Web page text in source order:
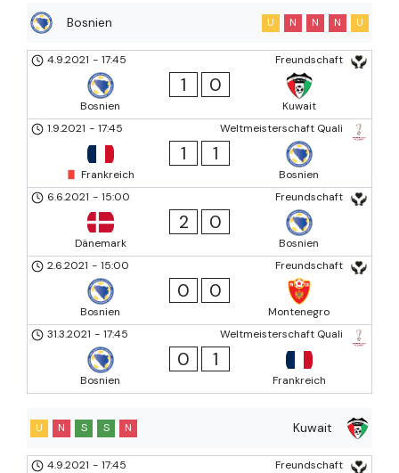
Bosnien U N N N U
Freundschaft
4.9.2021 - 17:45
Bosnien
1 0
Kuwait
Weltmeisterschaft Quali
1.9.2021 - 17:45
Frankreich
1 1
Bosnien
Freundschaft
6.6.2021 - 15:00
Dänemark
2 0
Bosnien
Freundschaft
2.6.2021 - 15:00
Bosnien
0 0
Montenegro
Weltmeisterschaft Quali
31.3.2021 - 17:45
Bosnien
0 1
Frankreich
Kuwait
U N S S N
Freundschaft
4.9.2021 - 17:45